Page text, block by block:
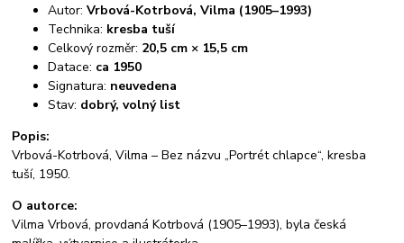
Autor: Vrbová-Kotrbová, Vilma (1905–1993)
Technika: kresba tuší
Celkový rozměr: 20,5 cm × 15,5 cm
Datace: ca 1950
Signatura: neuvedena
Stav: dobrý, volný list
Popis:
Vrbová-Kotrbová, Vilma – Bez názvu „Portrét chlapce“, kresba
tuší, 1950.
O autorce:
Vilma Vrbová, provdaná Kotrbová (1905–1993), byla česká